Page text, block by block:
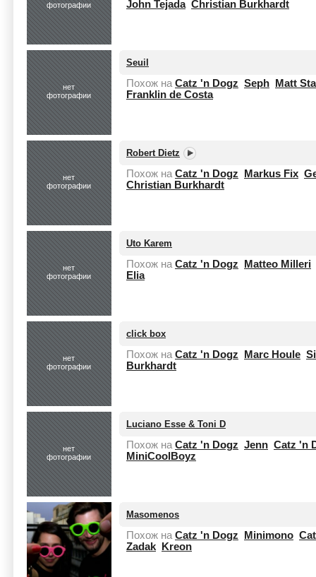
фотографии
John Tejada Christian Burkhardt
нет
фотографии
Seuil
Похож на Catz 'n Dogz Seph
Matt
Franklin de Costa
нет
фотографии
Robert Dietz
Похож на Catz 'n Dogz Markus Fix
Christian Burkhardt
нет
фотографии
Uto Karem
Похож на Catz 'n Dogz
Matteo Milleri
Elia
нет
фотографии
click box
Похож на Catz 'n Dogz Marc Houle
Burkhardt
нет
фотографии
Luciano Esse & Toni D
Похож на Catz 'n Dogz Jenn Catz 'n
MiniCoolBoyz
Masomenos
Похож на Catz 'n Dogz Minimono
Zadak
Kreon